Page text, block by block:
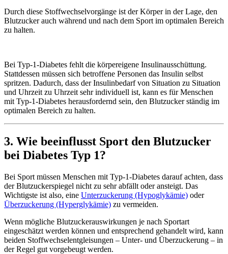
Durch diese Stoffwechselvorgänge ist der Körper in der Lage, den
Blutzucker auch während und nach dem Sport im optimalen Bereich
zu halten.
Bei Typ-1-Diabetes fehlt die körpereigene Insulinausschüttung.
Stattdessen müssen sich betroffene Personen das Insulin selbst
spritzen. Dadurch, dass der Insulinbedarf von Situation zu Situation
und Uhrzeit zu Uhrzeit sehr individuell ist, kann es für Menschen
mit Typ-1-Diabetes herausfordernd sein, den Blutzucker ständig im
optimalen Bereich zu halten.
3. Wie beeinflusst Sport den Blutzucker
bei Diabetes Typ 1?
Bei Sport müssen Menschen mit Typ-1-Diabetes darauf achten, dass
der Blutzuckerspiegel nicht zu sehr abfällt oder ansteigt. Das
Wichtigste ist also, eine Unterzuckerung (Hypoglykämie) oder
Überzuckerung (Hyperglykämie) zu vermeiden.
Wenn mögliche Blutzuckerauswirkungen je nach Sportart
eingeschätzt werden können und entsprechend gehandelt wird, kann
beiden Stoffwechselentgleisungen – Unter- und Überzuckerung – in
der Regel gut vorgebeugt werden.